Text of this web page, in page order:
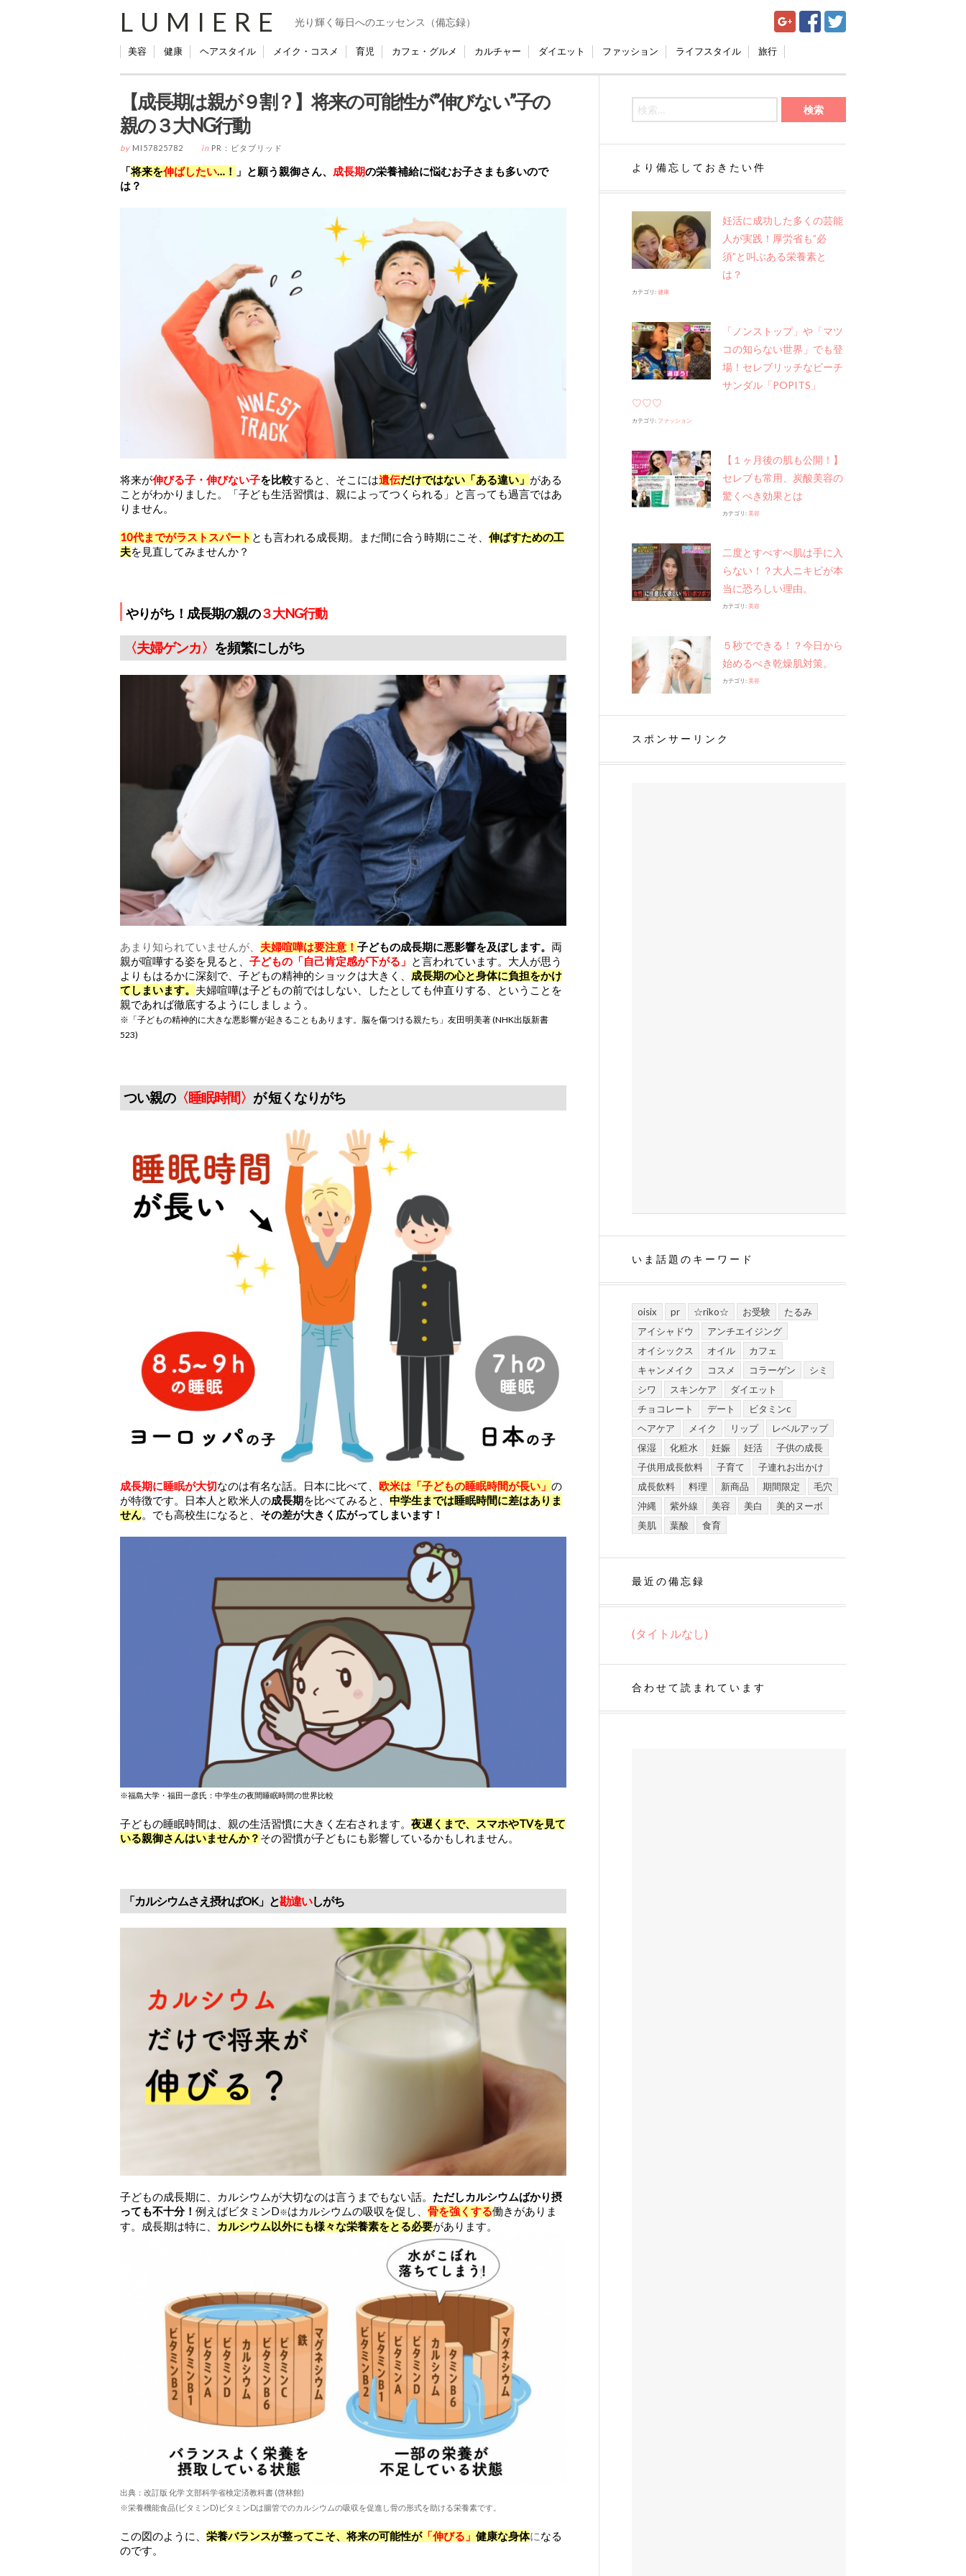
LUMIERE 光り輝く毎日へのエッセンス（備忘録）
美容 健康 ヘアスタイル メイク・コスメ 育児 カフェ・グルメ カルチャー ダイエット ファッション ライフスタイル 旅行
【成長期は親が９割？】将来の可能性が”伸びない”子の
親の３大NG行動
by MI57825782 in PR：ビタブリッド
「将来を伸ばしたい…！ 」と願う親御さん、 成長期の栄養補給に悩むお子さまも多いので
は？
将来が伸びる子・伸びない子を比較すると、そこには遺伝だけではない「ある違い」 がある
ことがわかりました。「子ども生活習慣は、親によってつくられる」と言っても過言ではあ
りません。
10代までがラストスパート とも言われる成長期。まだ間に合う時期にこそ、 伸ばすための工
夫を見直してみませんか？
やりがち！成長期の親の３大NG行動
〈夫婦ゲンカ〉 を頻繁にしがち
あまり知られていませんが、 夫婦喧嘩は要注意！ 子どもの成長期に悪影響を及ぼします。 両
親が喧嘩する姿を見ると、 子どもの「自己肯定感が下がる」 と言われています。大人が思う
よりもはるかに深刻で、子どもの精神的ショックは大きく、 成長期の心と身体に負担をかけ
てしまいます。 夫婦喧嘩は子どもの前ではしない、したとしても仲直りする、ということを
親であれば徹底するようにしましょう。
※「子どもの精神的に大きな悪影響が起きることもあります。 脳を傷つける親たち」友田明美著 (NHK出版新書
523)
つい親の〈睡眠時間〉 が 短くなりがち
成長期に睡眠が大切なのは有名な話。日本に比べて、 欧米は「子どもの睡眠時間が長い」 の
が特徴です。日本人と欧米人の成長期を比べてみると、 中学生までは睡眠時間に差はありま
せん。でも高校生になると、 その差が大きく広がってしまいます！
※福島大学・福田一彦氏：中学生の夜間睡眠時間の世界比較
子どもの睡眠時間は、親の生活習慣に大きく左右されます。 夜遅くまで、スマホやTVを見て
いる親御さんはいませんか？ その習慣が子どもにも影響しているかもしれません。
「カルシウムさえ摂ればOK」と勘違いしがち
子どもの成長期に、カルシウムが大切なのは言うまでもない話。 ただしカルシウムばかり摂
っても不十分！ 例えばビタミンD※はカルシウムの吸収を促し、 骨を強くする働きがありま
す。成長期は特に、
カルシウム以外にも様々な栄養素をとる必要があります。
出典：改訂版 化学 文部科学省検定済教科書 (啓林館)
※栄養機能食品(ビタミンD)ビタミンDは腸管でのカルシウムの吸収を促進し骨の形式を助ける栄養素です。
この図のように、 栄養バランスが整ってこそ、将来の可能性が「伸びる」 健康な身体になる
のです。
より備忘しておきたい件
妊活に成功した多くの芸能
人が実践！厚労省も”必
須”と叫ぶある栄養素と
は？
カテゴリ: 健康
「ノンストップ」や​「マツ
コの知らない世界」でも登
場！セレブリッチなビーチ
サンダル「POPITS」
♡♡♡
カテゴリ: ファッション
【１ヶ月後の肌も公開！】
セレブも常用、炭酸美容の
驚くべき効果とは
カテゴリ: 美容
二度とすべすべ肌は手に入
らない！？大人ニキビが本
当に恐ろしい理由。
カテゴリ: 美容
５秒でできる！？今日から
始めるべき乾燥肌対策。
カテゴリ: 美容
スポンサーリンク
いま話題のキーワード
oisix pr ☆riko☆ お受験
たるみ
アイシャドウ
アンチエイジング
オイシックス
オイル
カフェ
キャンメイク
コスメ コラーゲン
シミ
シワ
スキンケア
ダイエット
チョコレート
デート
ビタミンc
ヘアケア
メイク リップ
レベルアップ
保湿
化粧水 妊娠 妊活
子供の成長
子供用成長飲料
子育て
子連れお出かけ
成長飲料
料理 新商品 期間限定
毛穴
沖縄
紫外線 美容 美白
美的ヌーボ
美肌
葉酸 食育
最近の備忘録
(タイトルなし)
合わせて読まれています